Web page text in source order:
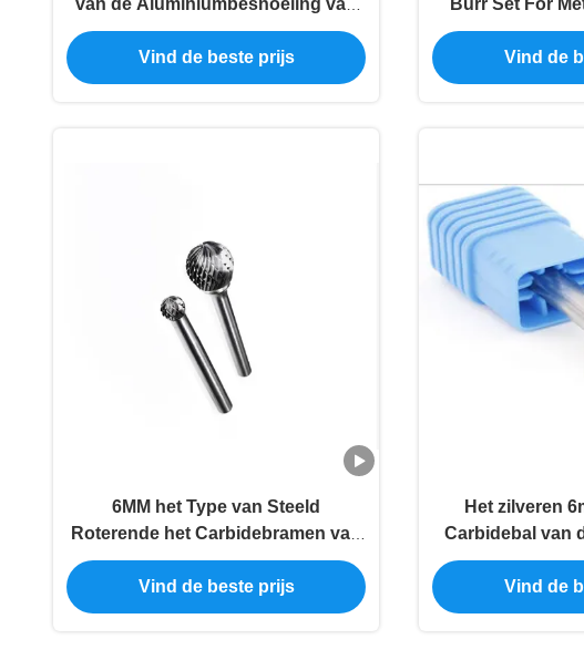
van de Aluminiumbesnoeiing van
de het Aluminiummatrijs van de
MolenBit uiterst OEM ISO9001
Vind de beste prijs
Burr Set For
van de Steel
Vind de
6MM het Type van Steeld
Roterende het Carbidebramen van
de Aluminiumbesnoeiing voor het
Gieten
Vind de beste prijs
Het zilveren
Carbidebal van
Besnoeiing Type
Vind de